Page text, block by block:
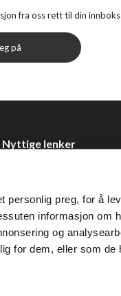
personlig preg, for å
informasjon om
og
for dem, eller som de
fra oss rett til din innboks
på
Nyttige lenker
Åpenhetsloven